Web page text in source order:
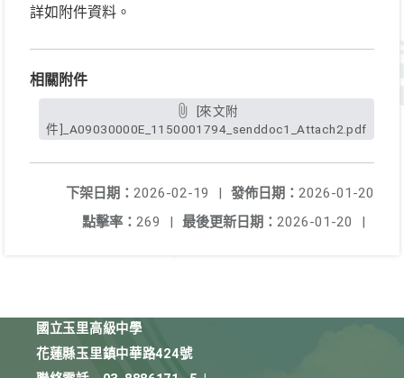
詳如附件資料。
相關附件
件]_A09030000E_1150001794_senddoc1_Attach2.pdf
發佈日期： 2026-01-20
下架日期： 2026-02-19
|
最後更新日期： 2026-01-20 |
點擊率： 269 |
國立玉里高級中學
花蓮縣玉里鎮中華路424號